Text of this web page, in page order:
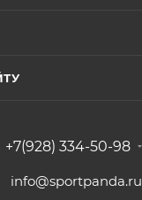
+7(928) 334-50-98
info@sportpanda.ru